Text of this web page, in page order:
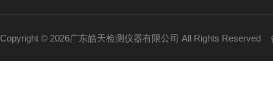
Copyright © 2026广东皓天检测仪器有限公司 All Rights Reserved